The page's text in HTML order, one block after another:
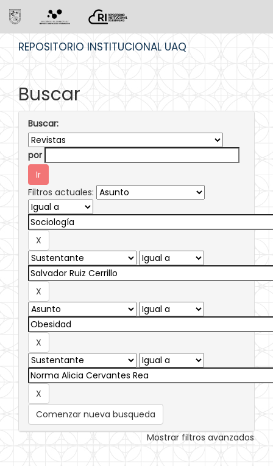
REPOSITORIO INSTITUCIONAL UAQ
Buscar
Buscar:
por
Filtros actuales:
Comenzar nueva busqueda
Mostrar filtros avanzados